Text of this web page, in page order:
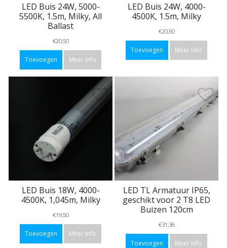
LED Buis 24W, 5000-
5500K, 1.5m, Milky, All
Ballast
€20,50
Toevoegen Meer info
LED Buis 24W, 4000-
4500K, 1.5m, Milky
€20,50
Toevoegen Meer info
LED Buis 18W, 4000-
4500K, 1,045m, Milky
€19,50
Toevoegen Meer info
LED TL Armatuur IP65,
geschikt voor 2 T8 LED
Buizen 120cm
€31,36
Toevoegen Meer info